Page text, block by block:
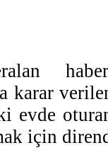
karar
evde
için